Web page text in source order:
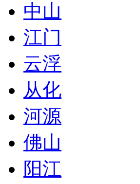
中山
江门
云浮
从化
河源
佛山
阳江